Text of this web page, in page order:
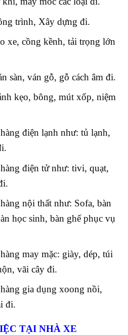
trình, Xây dựng đi.
xe, cồng kềnh, tải trọng lớn
sàn, ván gỗ, gỗ cách âm đi.
kẹo, bông, mút xốp, niệm
điện lạnh như: tủ lạnh,
điện tử như: tivi, quạt,
nội thất như: Sofa, bàn
học sinh, bàn ghế phục vụ
may mặc: giày, dép, túi
vãi cây đi.
gia dụng xoong nồi,
đi.
TẠI NHÀ XE